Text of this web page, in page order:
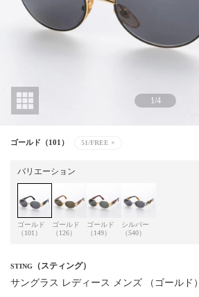
1/4
ゴールド（101） 51/FREE ×
バリエーション
ゴールド
（101）
ゴールド
（126）
ゴールド
（149）
シルバー
（540）
STING （スティング）
サングラス レディース メンズ （ゴールド）